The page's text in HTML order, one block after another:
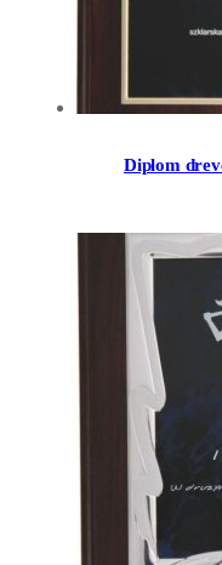
Diplom